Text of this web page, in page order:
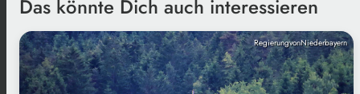
Das könnte Dich auch interessieren
RegierungvonNiederbayern